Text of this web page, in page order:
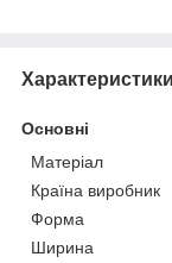
Характеристики
Основні
Матеріал
Країна виробник
Форма
Ширина